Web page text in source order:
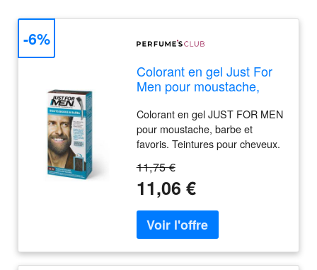
Colorant en gel Just For
Men pour moustache,
foncé
Colorant en gel JUST FOR MEN
pour moustache, barbe et
favoris. Teintures pour cheveux.
cheveux. Textures: Gel. Produit
de parapharmacie
11,75 €
11,06 €
-6%